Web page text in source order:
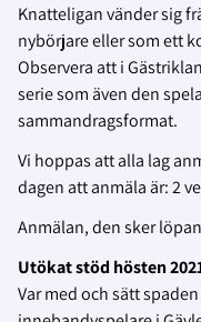
Knatteligan vänder sig
nybörjare eller som ett
Observera att i
serie som även den
sammandragsformat.
Vi hoppas att alla lag
dagen att anmäla är: 2
Anmälan, den sker
Utökat stöd hösten
Var med och sätt